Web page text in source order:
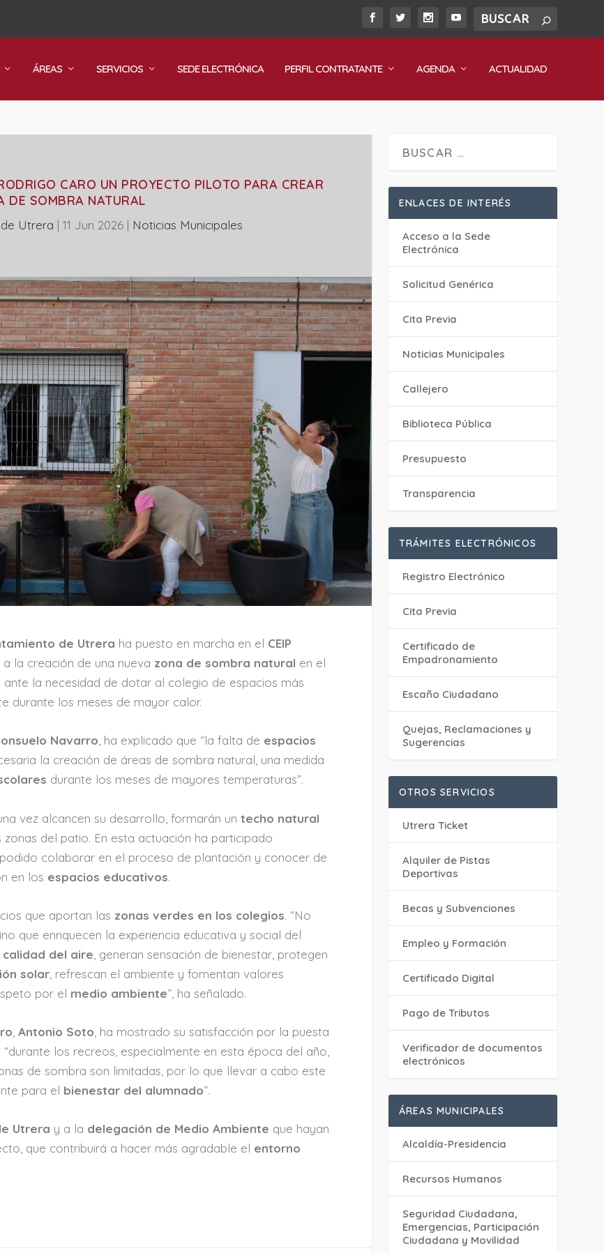
ÁREAS SERVICIOS SEDE ELECTRÓNICA PERFIL CONTRATANTE AGENDA ACTUALIDAD
CARO UN PROYECTO PILOTO PARA CREAR
DE SOMBRA NATURAL
Utrera | 11 Jun 2026| ‎Noticias Municipales
de Utrera ha puesto en marcha en el CEIP
la creación de una nueva zona de sombra natural en el
la necesidad de dotar al colegio de espacios más
durante los meses de mayor calor.
Navarro, ha explicado que “la falta de espacios
la creación de áreas de sombra natural, una medida
durante los meses de mayores temperaturas”.
vez alcancen su desarrollo, formarán untecho natural
del patio. En esta actuación ha participado
colaborar en el proceso de plantación y conocer de
en los espacios educativos.
que aportan las zonas verdes en los colegios. “No
que enriquecen la experiencia educativa y social del
calidad del aire , generan sensación de bienestar, protegen
solar , refrescan el ambiente y fomentan valores
por el medio ambiente”, ha señalado.
,Antonio Soto , ha mostrado su satisfacción por la puesta
los recreos, especialmente en esta época del año,
de sombra son limitadas, por lo que llevar a cabo este
para el bienestar del alumnado”.
Utrera y a la delegación de Medio Ambiente que hayan
que contribuirá a hacer más agradable el entorno
ENLACES DE INTERÉS
Acceso a la Sede
Electrónica
Solicitud Genérica
Cita Previa
‎Noticias Municipales
Callejero
Biblioteca Pública
Presupuesto
Transparencia
TRÁMITES ELECTRÓNICOS
Registro Electrónico
Cita Previa
Certificado de
Empadronamiento
Escaño Ciudadano
Quejas, Reclamaciones y
Sugerencias
OTROS SERVICIOS
Utrera Ticket
Alquiler de Pistas
Deportivas
Becas y Subvenciones
Empleo y Formación
Certificado Digital
Pago de Tributos
Verificador de documentos
electrónicos
ÁREAS MUNICIPALES
Alcaldía-Presidencia
Recursos Humanos
Seguridad Ciudadana,
Emergencias, Participación
Ciudadana y Movilidad